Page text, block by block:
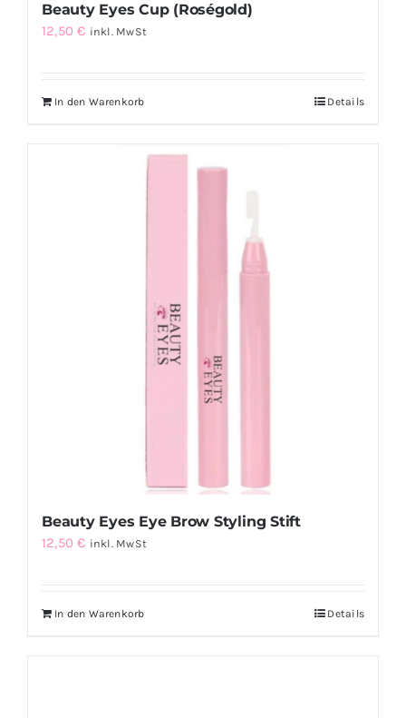
Beauty Eyes Cup (Roségold)
12,50€ inkl. MwSt
In den Warenkorb Details
Beauty Eyes Eye Brow Styling Stift
12,50€ inkl. MwSt
In den Warenkorb Details